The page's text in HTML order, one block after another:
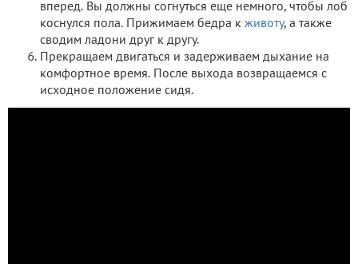
вперед. Вы должны согнуться еще немного, чтобы лоб
коснулся пола. Прижимаем бедра к животу, а также
сводим ладони друг к другу.
Прекращаем двигаться и задерживаем дыхание на
комфортное время. После выхода возвращаемся с
исходное положение сидя.